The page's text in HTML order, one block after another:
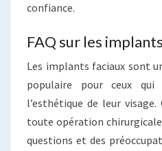
confiance.
FAQ sur les
Les implants faciaux sont
populaire pour ceux
l’esthétique de leur
toute opération
questions et des